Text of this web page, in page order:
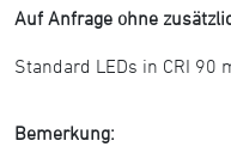
Auf Anfrage ohne
Standard LEDs in CRI 90
Bemerkung: